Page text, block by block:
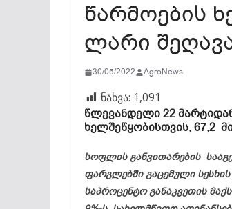
წარმოების
ლარი
30/05/2022 AgroNews
ნახვა: 1,091
წლევანდელი 22
ხელშეწყობისთვის, 67,2
სოფლის განვითარების
ფარგლებში გაცემული
საპროცენტო განაკვეთის